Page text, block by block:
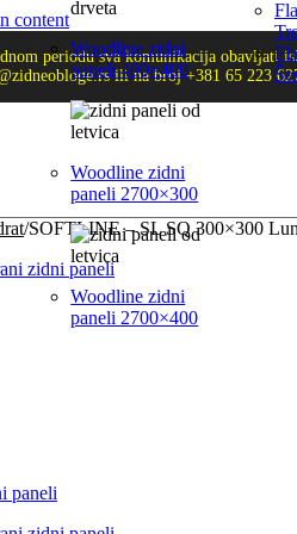
content
periodu sva komunikacija
ili na broj +381 65 223
Woodline zidni
paneli 400×400
Woodline zidni
paneli 2700×300
Woodline zidni
paneli 2700×400
/SOFTLINE – SL SQ 300×300